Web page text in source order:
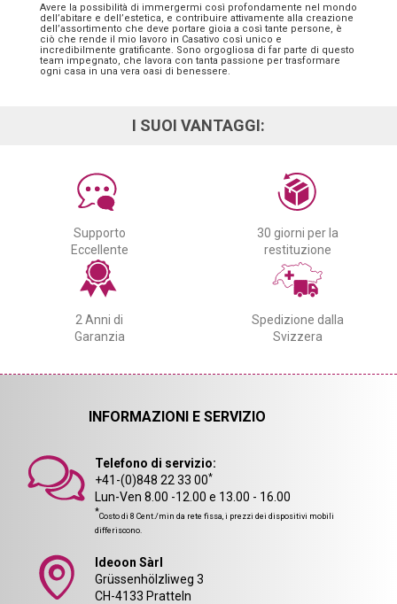
Avere la possibilità di immergermi così profondamente nel mondo
dell’abitare e dell’estetica, e contribuire attivamente alla creazione
dell’assortimento che deve portare gioia a così tante persone, è
ciò che rende il mio lavoro in Casativo così unico e
incredibilmente gratificante. Sono orgogliosa di far parte di questo
team impegnato, che lavora con tanta passione per trasformare
ogni casa in una vera oasi di benessere.
I SUOI VANTAGGI:
Supporto
Eccellente
30 giorni per la
restituzione
2 Anni di
Garanzia
Spedizione dalla
Svizzera
INFORMAZIONI E SERVIZIO
Telefono di servizio:
+41-(0)848 22 33 00*
Lun-Ven 8.00 -12.00 e 13.00 - 16.00
*Costo di 8 Cent./min da rete fissa, i prezzi dei dispositivi mobili
differiscono.
Ideoon Sàrl
Grüssenhölzliweg 3
CH-4133 Pratteln